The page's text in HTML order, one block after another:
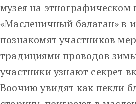
музея на этнографическом
«Масленичный балаган» в
познакомят участников
традициями проводов
участники узнают секрет
Воочию увидят как пекли